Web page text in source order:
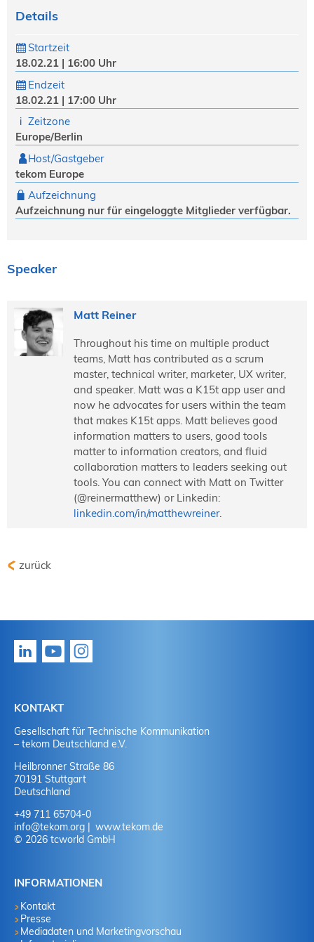
Details
Startzeit
18.02.21 | 16:00 Uhr
Endzeit
18.02.21 | 17:00 Uhr
Zeitzone
Europe/Berlin
Host/Gastgeber
tekom Europe
Aufzeichnung
Aufzeichnung nur für eingeloggte Mitglieder verfügbar.
Speaker
Matt Reiner
Throughout his time on multiple product
teams, Matt has contributed as a scrum
master, technical writer, marketer, UX writer,
and speaker. Matt was a K15t app user and
now he advocates for users within the team
that makes K15t apps. Matt believes good
information matters to users, good tools
matter to information creators, and fluid
collaboration matters to leaders seeking out
tools. You can connect with Matt on Twitter
(@reinermatthew) or Linkedin:
linkedin.com/in/matthewreiner.
zurück
KONTAKT
Gesellschaft für Technische Kommunikation
– tekom Deutschland e.V.
Heilbronner Straße 86
70191 Stuttgart
Deutschland
+49 711 65704-0
info@tekom.org
www.tekom.de
© 2026 tcworld GmbH
INFORMATIONEN
Kontakt
Presse
Mediadaten und Marketingvorschau